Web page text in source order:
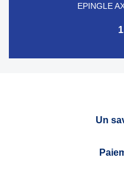
EPINGLE
Un